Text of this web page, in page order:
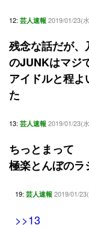
12: 芸人速報 2019/01/23(
残念な話だが
のJUNKはマジ
アイドルと程
た
13: 芸人速報 2019/01/23(
ちっとまって
極楽とんぼのラ
19: 芸人速報 2019/01/
>>13